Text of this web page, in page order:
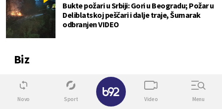
Bukte požari u Srbiji: Gori u Beogradu; Požar u
Deliblatskoj peščari i dalje traje, Šumarak
odbranjen VIDEO
Biz
Novo Sport Video Menu
✕